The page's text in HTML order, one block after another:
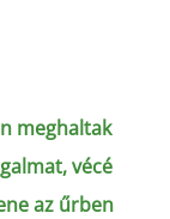
meghaltak
vécé
az űrben